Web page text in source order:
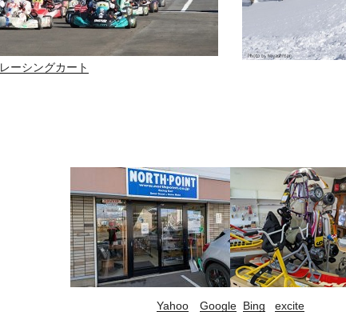
レーシングカート
Yahoo Google Bing excite